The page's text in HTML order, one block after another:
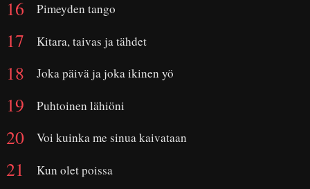
Pimeyden tango
Kitara, taivas ja tähdet
Joka päivä ja joka ikinen yö
Puhtoinen lähiöni
Voi kuinka me sinua kaivataan
Kun olet poissa